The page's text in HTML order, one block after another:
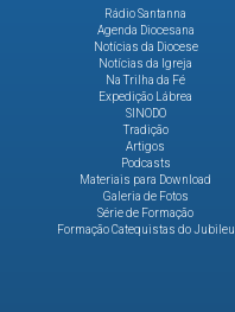
Rádio Santanna
Agenda Diocesana
Notícias da Diocese
Notícias da Igreja
Na Trilha da Fé
Expedição Lábrea
SINODO
Tradição
Artigos
Podcasts
Materiais para Download
Galeria de Fotos
Série de Formação
Formação Catequistas do Jubileu